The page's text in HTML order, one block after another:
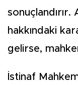
sonuçlandırır.
hakkındaki
gelirse,
İstinaf